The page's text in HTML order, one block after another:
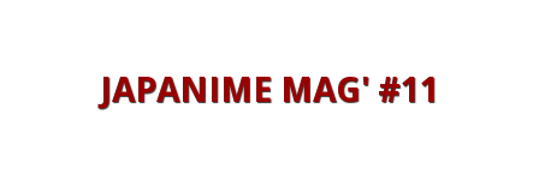
JAPANIME MAG' #11